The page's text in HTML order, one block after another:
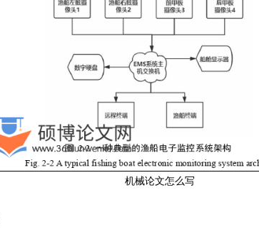
机械论文怎么写